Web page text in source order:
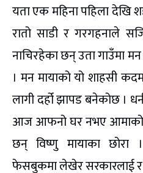
यता एक महिना पहिला देखि
रातो साडी र गरगहनाले
नाचिरहेका छन् उता गाउँमा
। मन मायाको यो शाहसी
लागी दर्हो झापड बनेकोछ ।
आज आफनो घर नभए आमाको
छन् विष्णु मायाका छोरा
फेसबुकमा लेखेर सरकारलाई र